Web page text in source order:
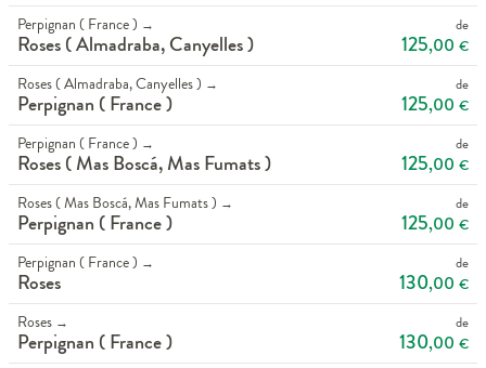
Perpignan ( France ) →
Roses ( Almadraba, Canyelles )
de
125,00 €
Roses ( Almadraba, Canyelles ) →
Perpignan ( France )
de
125,00 €
Perpignan ( France ) →
Roses ( Mas Boscá, Mas Fumats )
de
125,00 €
Roses ( Mas Boscá, Mas Fumats ) →
Perpignan ( France )
de
125,00 €
Perpignan ( France ) →
Roses
de
130,00 €
Roses →
Perpignan ( France )
de
130,00 €